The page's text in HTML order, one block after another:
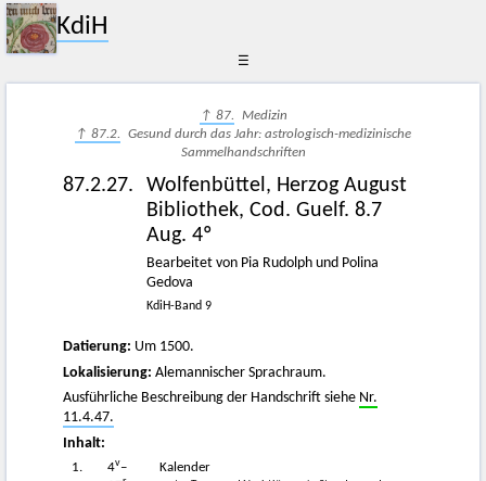
KdiH
☰
↑ 87. Medizin
↑ 87.2. Gesund durch das Jahr: astrologisch-medizinische
Sammelhandschriften
87.2.27.
Wolfenbüttel, Herzog August
Bibliothek, Cod. Guelf. 8.7
Aug. 4º
Bearbeitet von Pia Rudolph und Polina
Gedova
KdiH-Band 9
Datierung: Um 1500.
Lokalisierung: Alemannischer Sprachraum.
Ausführliche Beschreibung der Handschrift siehe Nr.
11.4.47.
Inhalt:
1. 4v–
Kalender